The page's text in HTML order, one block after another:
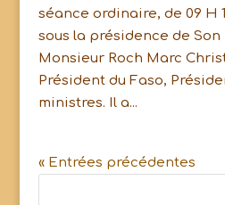
séance ordinaire, de 09 H
sous la présidence de Son
Monsieur Roch Marc
Président du Faso,
ministres. Il a...
« Entrées précédentes